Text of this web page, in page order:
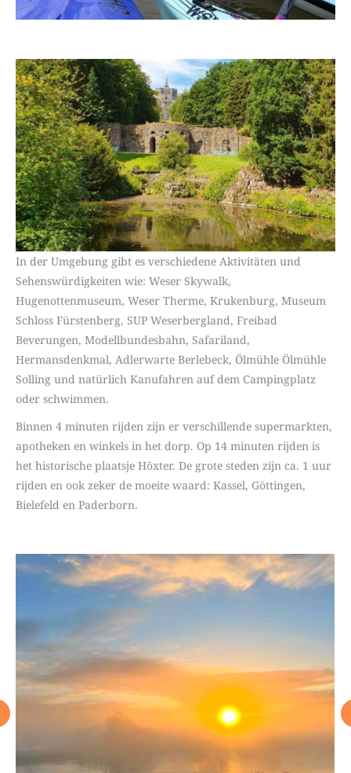
In der Umgebung gibt es verschiedene Aktivitäten und
Sehenswürdigkeiten wie: Weser Skywalk,
Hugenottenmuseum, Weser Therme, Krukenburg, Museum
Schloss Fürstenberg, SUP Weserbergland, Freibad
Beverungen, Modellbundesbahn, Safariland,
Hermansdenkmal, Adlerwarte Berlebeck, Ölmühle Ölmühle
Solling und natürlich Kanufahren auf dem Campingplatz
oder schwimmen.
Binnen 4 minuten rijden zijn er verschillende supermarkten,
apotheken en winkels in het dorp. Op 14 minuten rijden is
het historische plaatsje Höxter. De grote steden zijn ca. 1 uur
rijden en ook zeker de moeite waard: Kassel, Göttingen,
Bielefeld en Paderborn.